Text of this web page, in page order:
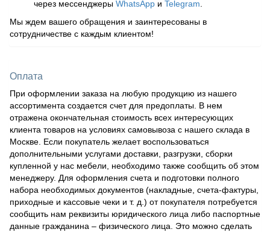
через мессенджеры WhatsApp и Telegram
Мы ждем вашего обращения и заинтересованы в
сотрудничестве с каждым клиентом!
Оплата
При оформлении заказа на любую продукцию из нашего
ассортимента создается счет для предоплаты. В нем
отражена окончательная стоимость всех интересующих
клиента товаров на условиях самовывоза с нашего склада в
Москве. Если покупатель желает воспользоваться
дополнительными услугами доставки, разгрузки, сборки
купленной у нас мебели, необходимо также сообщить об этом
менеджеру. Для оформления счета и подготовки полного
набора необходимых документов (накладные, счета-фактуры,
приходные и кассовые чеки и т. д.) от покупателя потребуется
сообщить нам реквизиты юридического лица либо паспортные
данные гражданина – физического лица. Это можно сделать